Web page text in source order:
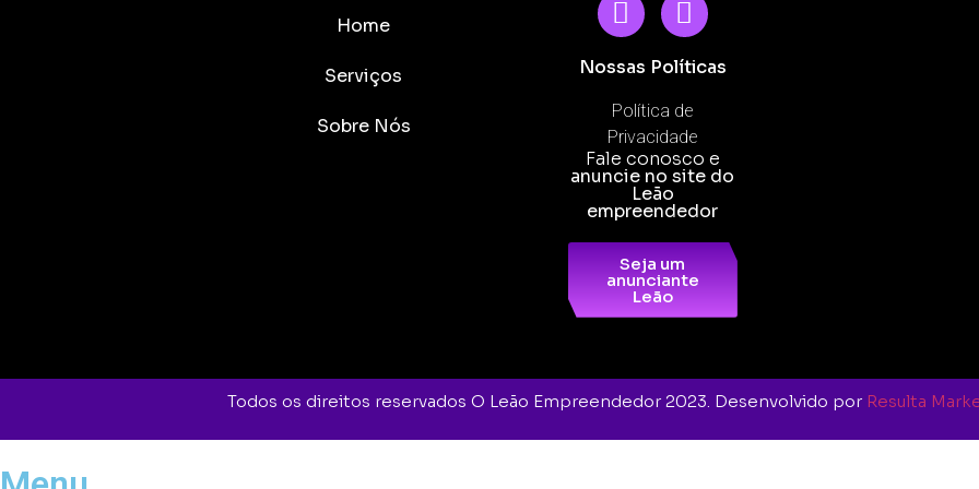
Home
Serviços
Sobre Nós
Nossas Políticas
Política de
Privacidade
Fale conosco e
anuncie no site do
Leão
empreendedor
Seja um
anunciante
Leão
Todos os direitos reservados O Leão Empreendedor 2023. Desenvolvido por Resulta